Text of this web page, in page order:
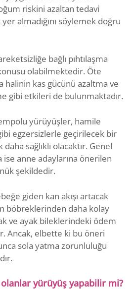
riskini azaltan tedavi
almadığını söylemek doğru
bağlı pıhtılaşma
olabilmektedir. Öte
halinin kas gücünü azaltma ve
gibi etkileri de bulunmaktadır.
yürüyüşler, hamile
egzersizlerle geçirilecek bir
sağlıklı olacaktır. Genel
ise anne adaylarına önerilen
şekildedir.
giden kan akışı artacak
böbreklerinden daha kolay
ve ayak bileklerindeki ödem
Ancak, elbette ki bu öneri
sola yatma zorunluluğu
yürüyüş yapabilir mi?